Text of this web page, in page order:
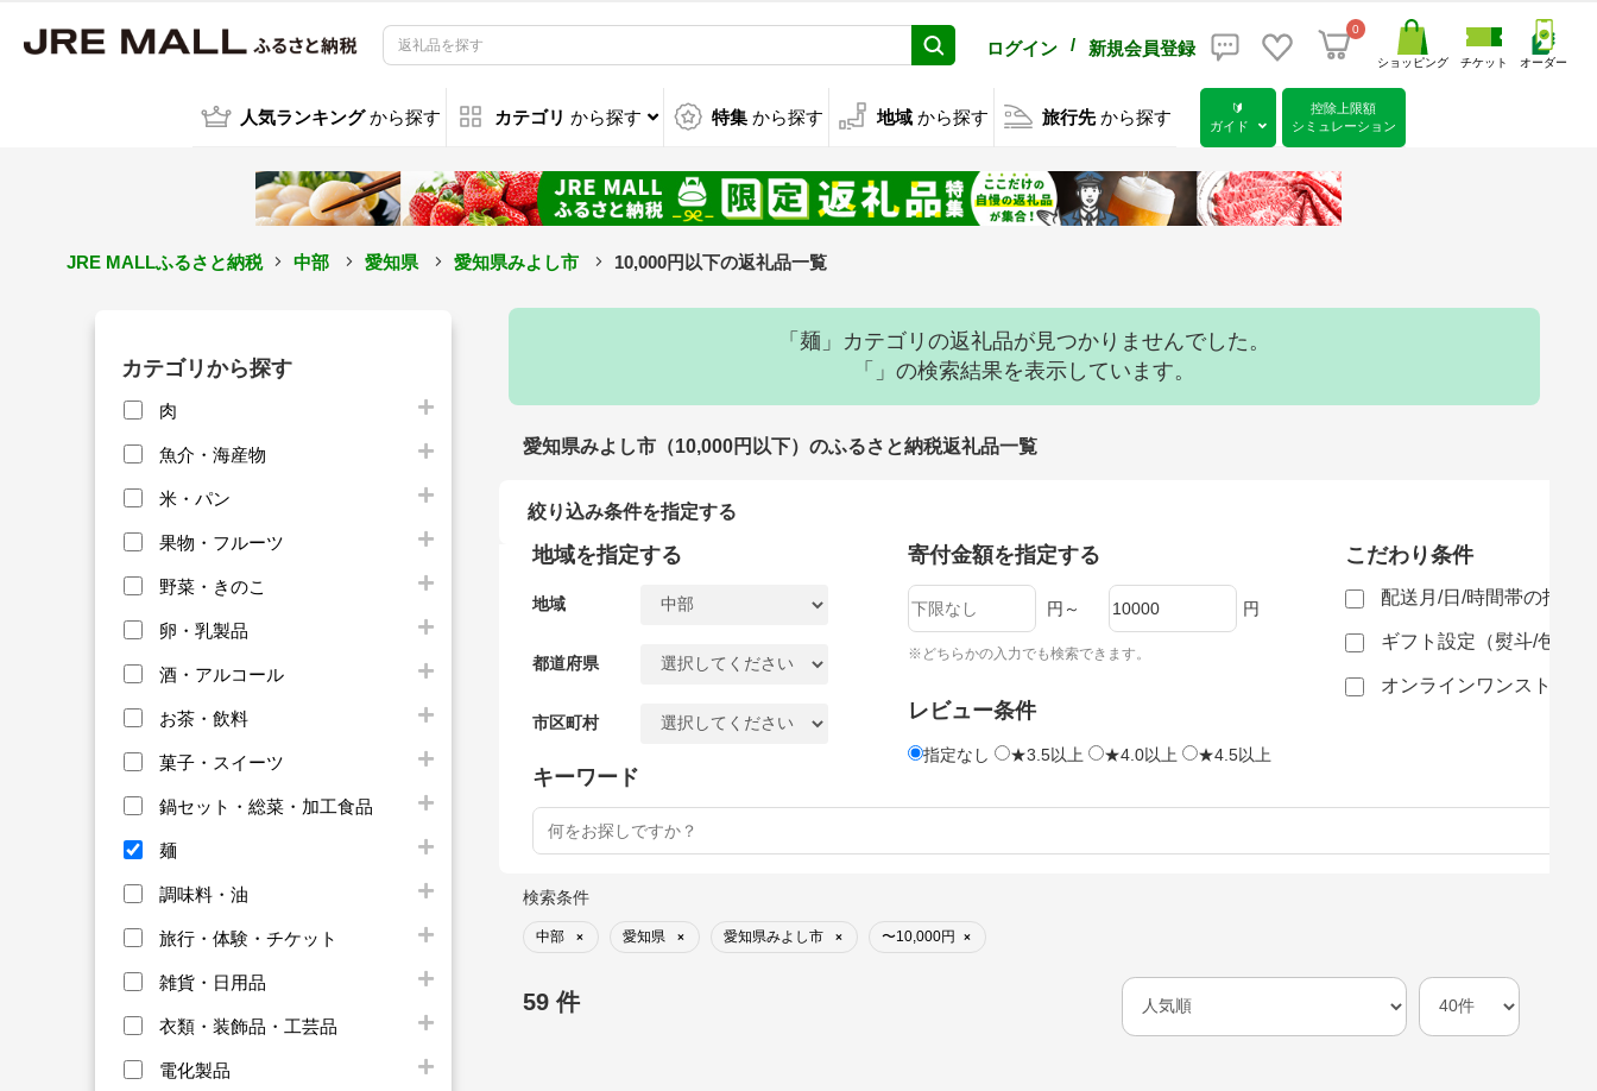
ログイン / 新規会員登録
0
ショッピング チケット オーダー
人気ランキング から探す カテゴリ から探す 特集 から探す 地域 から探す 旅行先 から探す
🔰
ガイド
控除上限額
シミュレーション
JRE MALLふるさと納税 中部 愛知県 愛知県みよし市 10,000円以下の返礼品一覧
カテゴリから探す
肉
魚介・海産物
米・パン
果物・フルーツ
野菜・きのこ
卵・乳製品
酒・アルコール
お茶・飲料
菓子・スイーツ
鍋セット・総菜・加工食品
麺
調味料・油
旅行・体験・チケット
雑貨・日用品
衣類・装飾品・工芸品
電化製品
「麺」カテゴリの返礼品が見つかりませんでした。
「」の検索結果を表示しています。
愛知県みよし市（10,000円以下）のふるさと納税返礼品一覧
絞り込み条件を指定する
地域を指定する
地域
都道府県
市区町村
寄付金額を指定する
円～ 円
※どちらかの入力でも検索できます。
レビュー条件
指定なし ★3.5以上 ★4.0以上 ★4.5以上
こだわり条件
配送月/日/時間帯の指定
ギフト設定（熨斗/包装
オンラインワンストップ
キーワード
検索条件
中部 × 愛知県 × 愛知県みよし市 × 〜10,000円 ×
59 件